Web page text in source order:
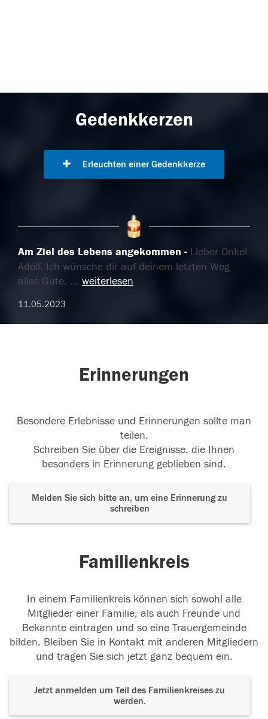
Gedenkkerzen
Erleuchten einer Gedenkkerze
Am Ziel des Lebens angekommen
Lieber Onkel
Adolf. Ich wünsche dir auf deinem letzten Weg
alles Gute. ... weiterlesen
11.05.2023
Erinnerungen
Besondere Erlebnisse und Erinnerungen sollte man
teilen.
Schreiben Sie über die Ereignisse, die Ihnen
besonders in Erinnerung geblieben sind.
Melden Sie sich bitte an, um eine Erinnerung zu
schreiben
Familienkreis
In einem Familienkreis können sich sowohl alle
Mitglieder einer Familie, als auch Freunde und
Bekannte eintragen und so eine Trauergemeinde
bilden. Bleiben Sie in Kontakt mit anderen Mitgliedern
und tragen Sie sich jetzt ganz bequem ein.
Jetzt anmelden um Teil des Familienkreises zu
werden.